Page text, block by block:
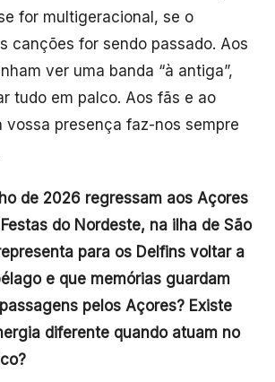
for multigeracional, se o
canções for sendo passado. Aos
ver uma banda “à antiga”,
tudo em palco. Aos fãs e ao
vossa presença faz-nos sempre
de 2026 regressam aos Açores
do Nordeste, na ilha de São
para os Delfins voltar a
e que memórias guardam
pelos Açores? Existe
diferente quando atuam no